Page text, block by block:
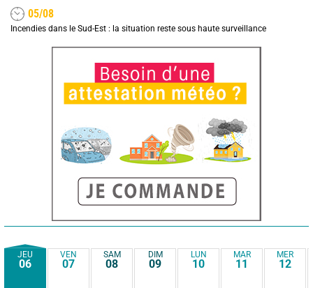
05/08
Incendies dans le Sud-Est : la situation reste sous haute surveillance
JEU
06
VEN
07
SAM
08
DIM
09
LUN
10
MAR
11
MER
12